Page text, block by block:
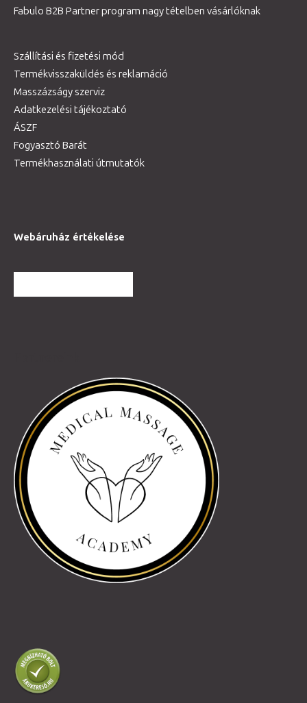
Fabulo B2B Partner program nagy tételben vásárlóknak
Szállítási és fizetési mód
Termékvisszaküldés és reklamáció
Masszázságy szerviz
Adatkezelési tájékoztató
ÁSZF
Fogyasztó Barát
Termékhasználati útmutatók
Webáruház értékelése